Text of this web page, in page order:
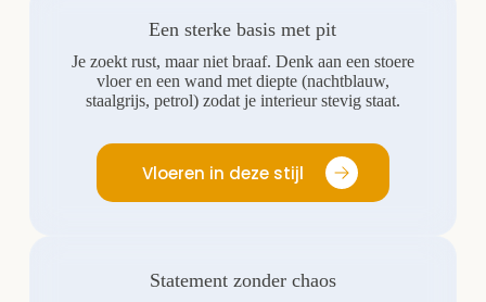
Een sterke basis met pit
Je zoekt rust, maar niet braaf. Denk aan een stoere
vloer en een wand met diepte (nachtblauw,
staalgrijs, petrol) zodat je interieur stevig staat.
Vloeren in deze stijl
Statement zonder chaos